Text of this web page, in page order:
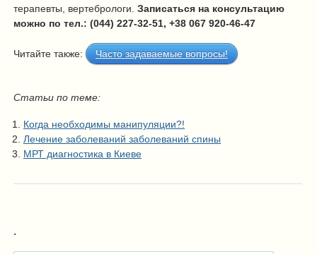
терапевты, вертебрологи. Записаться на консультацию
можно по тел.: (044) 227-32-51, +38 067 920-46-47
Читайте также: Часто задаваемые вопросы!
Статьи по теме:
Когда необходимы манипуляции?!
Лечение заболеваний заболеваний спины
МРТ диагностика в Киеве
.